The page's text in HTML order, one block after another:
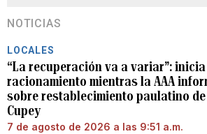
NOTICIAS
LOCALES
“La recuperación va a variar”:
racionamiento mientras la AAA
sobre restablecimiento paulatino de
Cupey
7 de agosto de 2026 a las 9:51 a.m.